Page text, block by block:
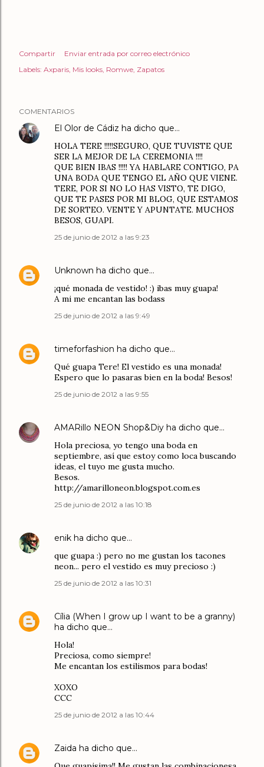
Compartir
Enviar entrada por correo electrónico
Labels: Axparis Mis looks Romwe Zapatos
COMENTARIOS
El Olor de Cádiz ha dicho que…
HOLA TERE !!!!!SEGURO, QUE TUVISTE QUE
SER LA MEJOR DE LA CEREMONIA !!!!
QUE BIEN IBAS !!!!! YA HABLARE CONTIGO, PA
UNA BODA QUE TENGO EL AÑO QUE VIENE.
TERE, POR SI NO LO HAS VISTO, TE DIGO,
QUE TE PASES POR MI BLOG, QUE ESTAMOS
DE SORTEO. VENTE Y APUNTATE. MUCHOS
BESOS, GUAPI.
25 de junio de 2012 a las 9:23
Unknown ha dicho que…
¡qué monada de vestido! :) ibas muy guapa!
A mi me encantan las bodass
25 de junio de 2012 a las 9:49
timeforfashion ha dicho que…
Qué guapa Tere! El vestido es una monada!
Espero que lo pasaras bien en la boda! Besos!
25 de junio de 2012 a las 9:55
AMARillo NEON Shop&Diy ha dicho que…
Hola preciosa, yo tengo una boda en
septiembre, así que estoy como loca buscando
ideas, el tuyo me gusta mucho.
Besos.
http://amarilloneon.blogspot.com.es
25 de junio de 2012 a las 10:18
enik ha dicho que…
que guapa :) pero no me gustan los tacones
neon... pero el vestido es muy precioso :)
25 de junio de 2012 a las 10:31
Cília (When I grow up I want to be a granny)
ha dicho que…
Hola!
Preciosa, como siempre!
Me encantan los estilismos para bodas!
XOXO
CCC
25 de junio de 2012 a las 10:44
Zaida ha dicho que…